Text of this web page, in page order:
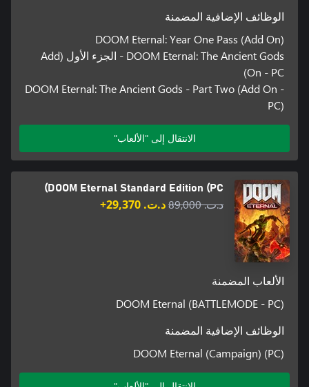
الوظائف الإضافية المضمنة
DOOM Eternal: Year One Pass (Add On)
DOOM Eternal: The Ancient Gods - الجزء الأول (Add
On - PC)
DOOM Eternal: The Ancient Gods - Part Two (Add On -
PC)
الانتقال إلى "الألعاب"
DOOM Eternal Standard Edition (PC)
د.ت.‏ 89,000 د.ت.‏ 29,370+
الألعاب المضمنة
DOOM Eternal (BATTLEMODE - PC)
الوظائف الإضافية المضمنة
DOOM Eternal (Campaign) (PC)